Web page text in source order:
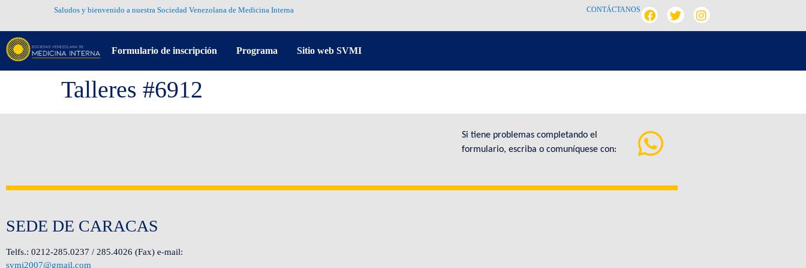
Saludos y bienvenido a nuestra Sociedad Venezolana de Medicina Interna CONTÁCTANOS
Formulario de inscripción Programa Sitio web SVMI
Talleres #6912
Si tiene problemas completando el
formulario, escriba o comuníquese con:
SEDE DE CARACAS
Telfs.: 0212-285.0237 / 285.4026 (Fax) e-mail:
svmi2007@gmail.com